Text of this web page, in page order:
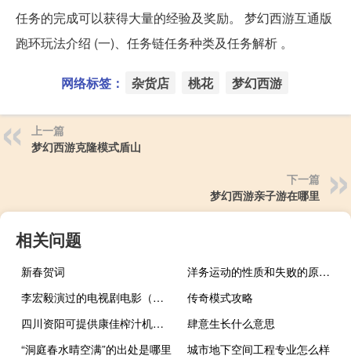
任务的完成可以获得大量的经验及奖励。 梦幻西游互通版
跑环玩法介绍 (一)、任务链任务种类及任务解析 。
网络标签： 杂货店 桃花 梦幻西游
上一篇
梦幻西游克隆模式盾山
下一篇
梦幻西游亲子游在哪里
相关问题
新春贺词
洋务运动的性质和失败的原因、教训（洋务运动的性质及其失败原因及其教训）
李宏毅演过的电视剧电影（李宏毅演过的电视剧）
传奇模式攻略
四川资阳可提供康佳榨汁机维修服务地址在哪
肆意生长什么意思
“洞庭春水晴空满”的出处是哪里
城市地下空间工程专业怎么样